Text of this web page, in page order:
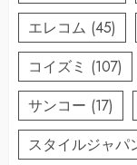
エレコム (45)
コイズミ (107)
サンコー (17)
スタイルジャパ